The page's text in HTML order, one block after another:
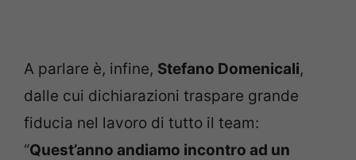
A parlare è, infine, Stefano Domenicali,
dalle cui dichiarazioni traspare grande
fiducia nel lavoro di tutto il team:
“Quest’anno andiamo incontro ad un